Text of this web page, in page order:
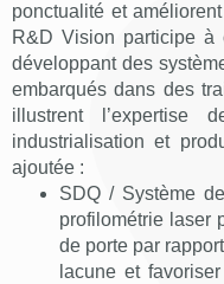
ponctualité et
R&D Vision participe à
développant des
embarqués dans des
illustrent l’expertise
industrialisation et
ajoutée :
SDQ / Système
profilométrie laser
de porte par
lacune et